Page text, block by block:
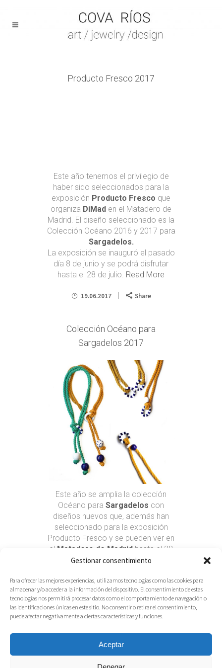
Gestionar consentimiento
Para ofrecer las mejores experiencias, utilizamos tecnologías como las cookies para
almacenar y/o acceder a la información del dispositivo. El consentimiento de estas
tecnologías nos permitirá procesar datos como el comportamiento de navegación o
las identificaciones únicas en este sitio. No consentir o retirar el consentimiento,
puede afectar negativamente a ciertas características y funciones.
Aceptar
Producto Fresco 2017
Este año tenemos el privilegio de
haber sido seleccionados para la
exposición Producto Fresco que
organiza DiMad en el Matadero de
Madrid. El diseño seleccionado es la
Colección Océano 2016 y 2017 para
Sargadelos.
La exposición se inauguró el pasado
día 8 de junio y se podrá disfrutar
hasta el 28 de julio. Read More
19.06.2017 Share
Colección Océano para
Sargadelos 2017
Este año se amplia la colección
Océano para Sargadelos con
diseños nuevos que, además han
seleccionado para la exposición
Producto Fresco y se pueden ver en
el Matadero de Madrid hasta el 28
de julio.
www.sargadelos.com y en sus
tiendas. Porcelana de alta calidad
hecha y pintada a mano con plata,
algodón y cuero.
19.06.2017